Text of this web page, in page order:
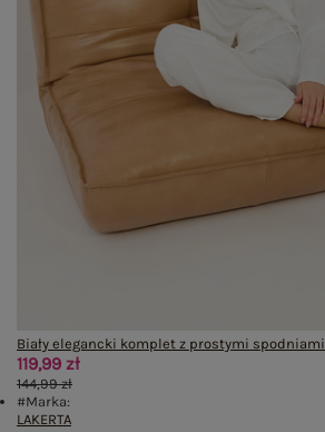
Biały elegancki komplet z prostymi spodniami
119,99 zł
144,99 zł
#Marka:
LAKERTA